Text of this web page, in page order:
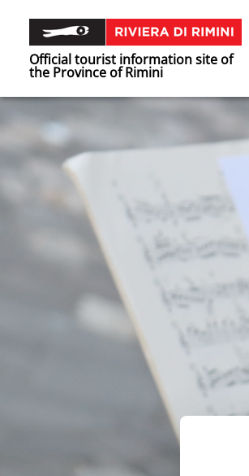
Official tourist information site of
the Province of Rimini